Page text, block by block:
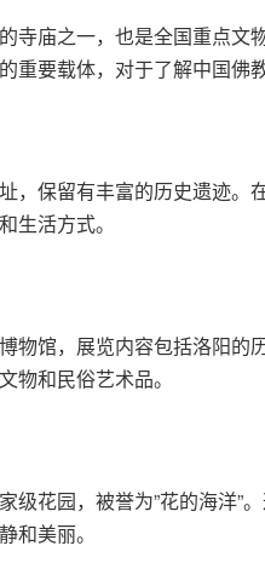
寺庙之一，也是全国重点
要载体，对于了解中国佛
，保留有丰富的历史遗迹
生活方式。
物馆，展览内容包括洛阳
物和民俗艺术品。
花园，被誉为”花的海洋”
和美丽。